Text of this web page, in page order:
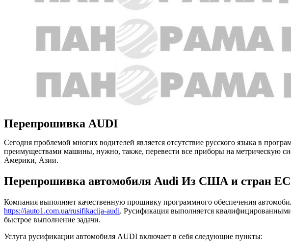
Перепрошивка AUDI
Сегодня проблемой многих водителей является отсутствие русского языка в
преимуществами машины, нужно, также, перевести все приборы на метрическую
Америки, Азии.
Перепрошивка автомобиля Audi Из США и стран ЕС
Компания выполняет качественную прошивку программного обеспечения
https://iauto1.com.ua/rusifikacija-audi. Русификация выполняется
быстрое выполнение задачи.
Услуга русификации автомобиля AUDI включает в себя следующие пункты: